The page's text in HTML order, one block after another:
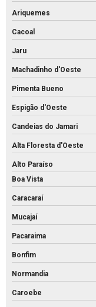
Ariquemes
Cacoal
Jaru
Machadinho d'Oeste
Pimenta Bueno
Espigão d'Oeste
Candeias do Jamari
Alta Floresta d'Oeste
Alto Paraíso
Boa Vista
Caracaraí
Mucajaí
Pacaraima
Bonfim
Normandia
Caroebe